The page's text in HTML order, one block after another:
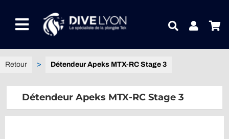
contenuToggle
Navigation
NOTRE UNIVERS PRODUITS
CONTACTEZ-NOUS
Détendeur Apeks MTX-RC Stage 3
Détendeur Apeks MTX-RC Stage 3